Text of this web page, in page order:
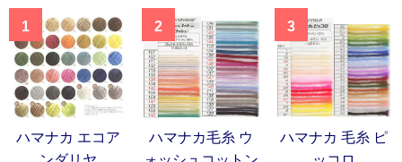
1
ハマナカ エコア
2
ハマナカ毛糸 ウ
3
ハマナカ 毛糸 ピ